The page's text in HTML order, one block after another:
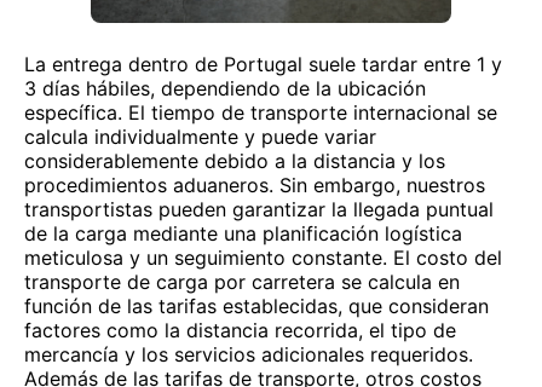
La entrega dentro de Portugal suele tardar entre 1 y
3 días hábiles, dependiendo de la ubicación
específica. El tiempo de transporte internacional se
calcula individualmente y puede variar
considerablemente debido a la distancia y los
procedimientos aduaneros. Sin embargo, nuestros
transportistas pueden garantizar la llegada puntual
de la carga mediante una planificación logística
meticulosa y un seguimiento constante. El costo del
transporte de carga por carretera se calcula en
función de las tarifas establecidas, que consideran
factores como la distancia recorrida, el tipo de
mercancía y los servicios adicionales requeridos.
Además de las tarifas de transporte, otros costos